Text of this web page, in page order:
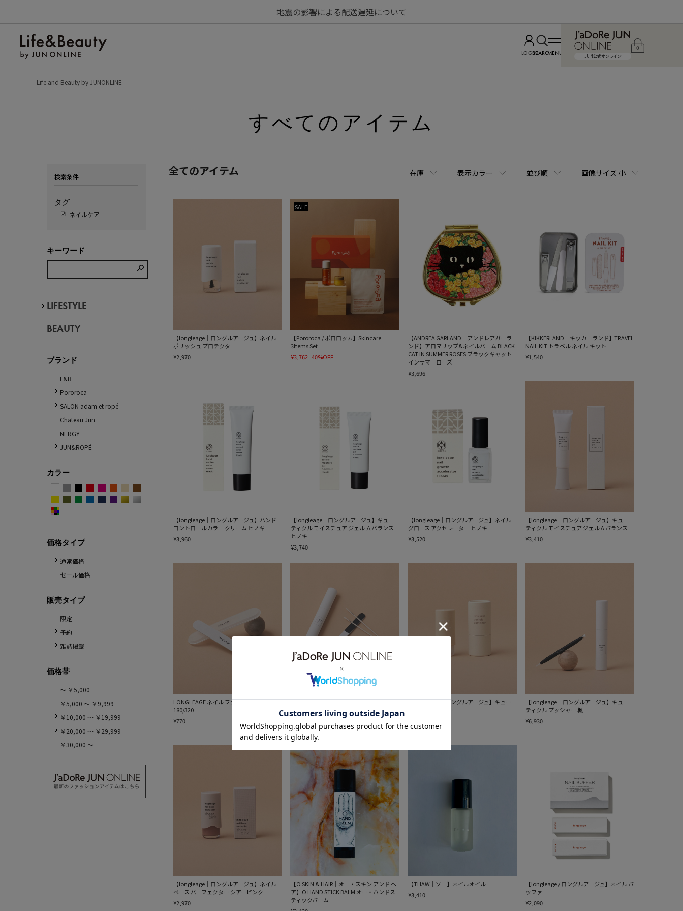
地震の影響による配送遅延について
LOGINSEARCHMENU JUN公式オンライン
0
Life and Beauty by JUNONLINE
すべてのアイテム
検索条件
タグ
ネイルケア
キーワード
LIFESTYLE
BEAUTY
ブランド
L&B
Pororoca
SALON adam et ropé
Chateau Jun
NERGY
JUN&ROPÉ
カラー
価格タイプ
通常価格
セール価格
販売タイプ
限定
予約
雑誌掲載
価格帯
～ ￥5,000
￥5,000 ～ ￥9,999
￥10,000 ～ ￥19,999
￥20,000 ～ ￥29,999
￥30,000 ～
全てのアイテム 在庫 表示カラー 並び順 画像サイズ 小
【longleage｜ロングルアージュ】ネイル
ポリッシュ プロテクター
¥2,970
SALE
【Pororoca / ポロロッカ】Skincare
3Items Set
¥3,762 40%OFF
【ANDREA GARLAND｜アンドレアガーラ
ンド】アロマリップ&ネイルバーム BLACK
CAT IN SUMMER ROSES ブラックキャット
インサマーローズ
¥3,696
【KIKKERLAND｜キッカーランド】TRAVEL
NAIL KIT トラベル ネイル キット
¥1,540
【longleage｜ロングルアージュ】ハンド
コントロールカラー クリーム ヒノキ
¥3,960
【longleage｜ロングルアージュ】キュー
ティクル モイスチュア ジェル Ａバランス
ヒノキ
¥3,740
【longleage｜ロングルアージュ】ネイル
グロース アクセレーター ヒノキ
¥3,520
【longleage｜ロングルアージュ】キュー
ティクル モイスチュア ジェル A バランス
¥3,410
LONGLEAGE ネイル ファイル インケース
180/320
¥770
【longleage / ロングルアージュ】ネイルケ
ア ファースト キット
【longleage｜ロングルアージュ】キュー
ティクル ソフナー
【longleage｜ロングルアージュ】キュー
ティクル プッシャー 楓
¥6,930
【longleage｜ロングルアージュ】ネイル
ベース パーフェクター シアーピンク
¥2,970
【O SKIN & HAIR｜オー・スキン アンド ヘ
ア】O HAND STICK BALM オー・ハンドス
ティックバーム
【THAW｜ソー】ネイルオイル
¥3,410
【longleage / ロングルアージュ】ネイル バ
ッファー
¥2,090